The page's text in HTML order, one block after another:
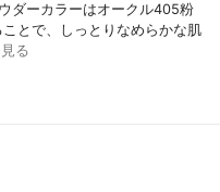
ダーカラーはオークル405粉
とで、しっとりなめらかな肌
る